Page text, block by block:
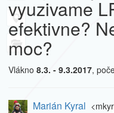
vyuzivame
efektivne?
moc?
Vlákno 8.3. - 9.3.2017,
Marián Kyral